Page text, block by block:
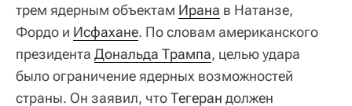
трем ядерным объектам Ирана в Натанзе,
Фордо и Исфахане. По словам американского
президента Дональда Трампа, целью удара
было ограничение ядерных возможностей
страны. Он заявил, чтоТегеран должен